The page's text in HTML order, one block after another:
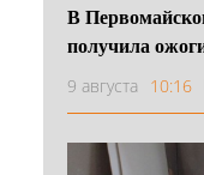
В
получила
9 августа 10:16